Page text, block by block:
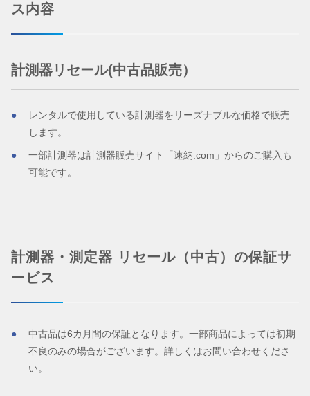
ス内容
計測器リセール(中古品販売）
レンタルで使用している計測器をリーズナブルな価格で販売
します。
一部計測器は計測器販売サイト「速納.com」からのご購入も
可能です。
計測器・測定器 リセール（中古）の保証サ
ービス
中古品は6カ月間の保証となります。一部商品によっては初期
不良のみの場合がございます。詳しくはお問い合わせくださ
い。